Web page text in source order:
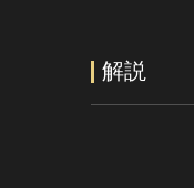
解説